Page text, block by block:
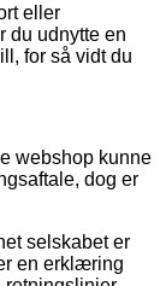
eller
du udnytte en
for så vidt du
webshop kunne
dog er
selskabet er
en erklæring